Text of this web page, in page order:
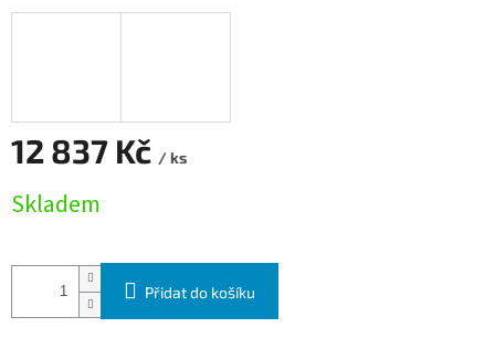
12 837 Kč / ks
Skladem
Přidat do košíku